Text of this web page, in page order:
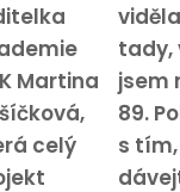
Martina
celý
tady,
jsem
89.
s